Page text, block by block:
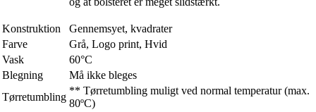
Konstruktion
Gennemsyet, kvadrater
Farve
Grå, Logo print, Hvid
Vask
60°C
Blegning
Må ikke bleges
Tørretumbling
** Tørretumbling muligt ved normal temperatur (max.
80ºC)